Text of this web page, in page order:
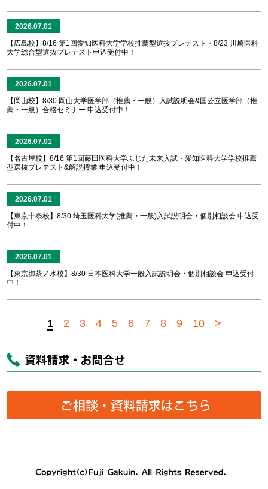
2026.07.01
【広島校】8/16 第1回愛知医科大学学校推薦型選抜プレテスト・8/23 川崎医科
大学総合型選抜プレテスト申込受付中！
2026.07.01
【岡山校】8/30 岡山大学医学部（推薦・一般）入試説明会&国公立医学部（推
薦・一般）合格セミナー 申込受付中！
2026.07.01
【名古屋校】8/16 第1回藤田医科大学ふじた未来入試・愛知医科大学学校推薦
型選抜プレテスト&解説授業 申込受付中！
2026.07.01
【東京十条校】8/30 埼玉医科大学(推薦・一般)入試説明会・個別相談会 申込受
付中！
2026.07.01
【東京御茶ノ水校】8/30 日本医科大学一般入試説明会・個別相談会 申込受付
中！
1 2 3 4 5 6 7 8 9 10 >